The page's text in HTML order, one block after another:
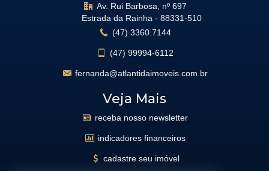
Av. Rui Barbosa, nº 697
Estrada da Rainha - 88331-510
(47) 3360.7144
(47) 99994-6112
fernanda@atlantidaimoveis.com.br
Veja Mais
receba nosso newsletter
indicadores financeiros
cadastre seu imóvel